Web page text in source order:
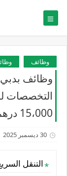
وظائف
وظائف
التخصصات
15،000 درهم في الامارات
30 ديسمبر 2025
التنقل